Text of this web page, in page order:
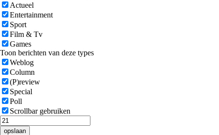
Actueel
Entertainment
Sport
Film & Tv
Games
Toon berichten van deze types
Weblog
Column
(P)review
Special
Poll
Scrollbar gebruiken
opslaan